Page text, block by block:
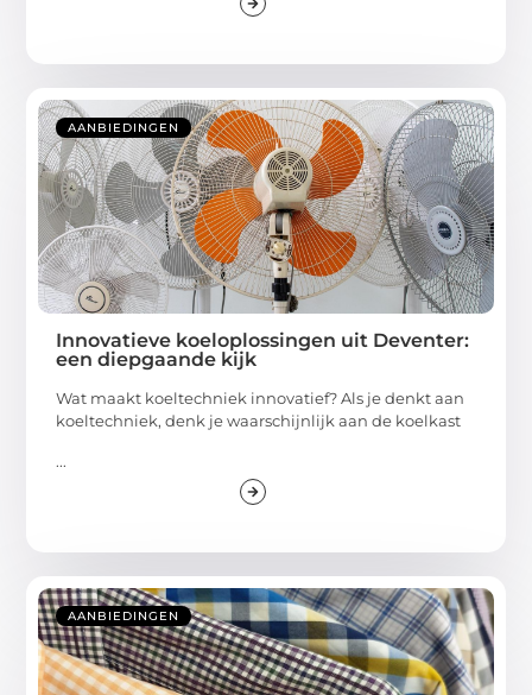
AANBIEDINGEN
Innovatieve koeloplossingen uit Deventer:
een diepgaande kijk
Wat maakt koeltechniek innovatief? Als je denkt aan
koeltechniek, denk je waarschijnlijk aan de koelkast
...
AANBIEDINGEN